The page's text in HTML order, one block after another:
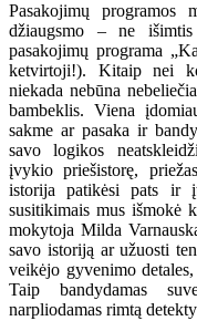
Pasakojimų programos
džiaugsmo – ne
pasakojimų programa
ketvirtoji!). Kitaip nei
niekada nebūna
bambeklis. Viena
sakme ar pasaka ir
savo logikos
įvykio priešistorę,
istorija patikėsi pats ir
susitikimais mus išmokė
mokytoja Milda
savo istoriją ar užuosti
veikėjo gyvenimo
Taip bandydamas
narpliodamas rimtą